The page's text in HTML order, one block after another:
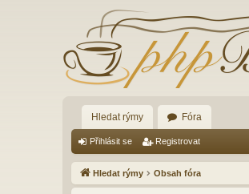
Hledat rýmy Fóra
Přihlásit se Registrovat
Hledat rýmy Obsah fóra